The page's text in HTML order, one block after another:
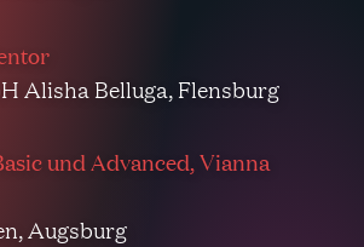
Alisha Belluga, Flensburg
und Advanced, Vianna
Augsburg